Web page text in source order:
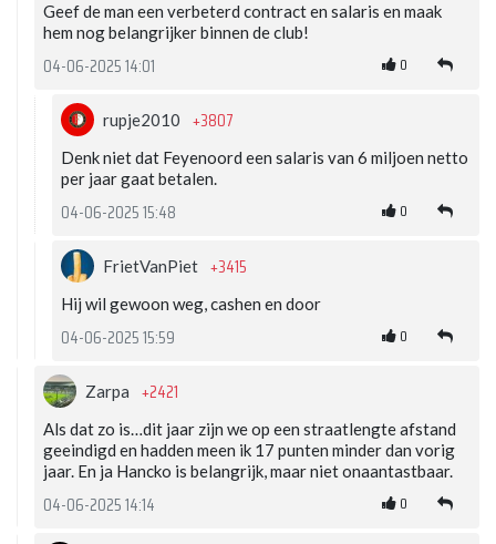
Geef de man een verbeterd contract en salaris en maak
hem nog belangrijker binnen de club!
04-06-2025 14:01 0
rupje2010 +3807
Denk niet dat Feyenoord een salaris van 6 miljoen netto
per jaar gaat betalen.
04-06-2025 15:48 0
FrietVanPiet +3415
Hij wil gewoon weg, cashen en door
04-06-2025 15:59 0
Zarpa +2421
Als dat zo is…dit jaar zijn we op een straatlengte afstand
geeindigd en hadden meen ik 17 punten minder dan vorig
jaar. En ja Hancko is belangrijk, maar niet onaantastbaar.
04-06-2025 14:14 0